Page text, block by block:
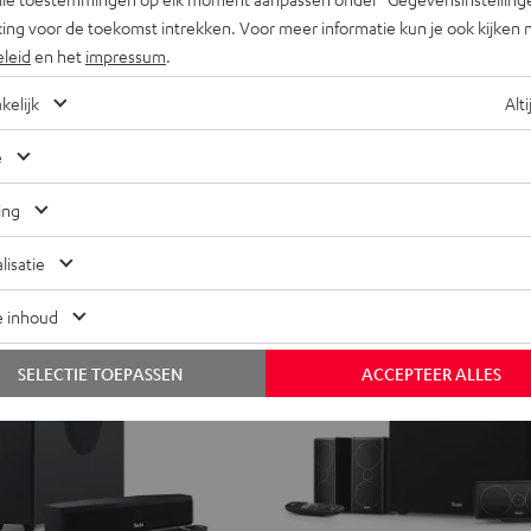
ruimtes
ClubClub
Met subwoofer voor grotere ruimtes
voor de toekomst intrekken. Voor meer informatie kun je ook kijken
en het impressum
inhoud
ACCEPTEER ALLES
SELECTIE TOEPASSEN